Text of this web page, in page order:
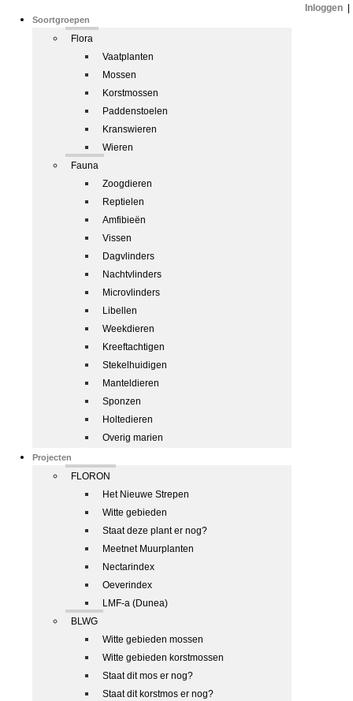
Soortgroepen
Flora
Vaatplanten
Mossen
Korstmossen
Paddenstoelen
Kranswieren
Wieren
Fauna
Zoogdieren
Reptielen
Amfibieën
Vissen
Dagvlinders
Nachtvlinders
Microvlinders
Libellen
Weekdieren
Kreeftachtigen
Stekelhuidigen
Manteldieren
Sponzen
Holtedieren
Overig marien
Projecten
FLORON
Het Nieuwe Strepen
Witte gebieden
Staat deze plant er nog?
Meetnet Muurplanten
Nectarindex
Oeverindex
LMF-a (Dunea)
BLWG
Witte gebieden mossen
Witte gebieden korstmossen
Staat dit mos er nog?
Staat dit korstmos er nog?
Inloggen